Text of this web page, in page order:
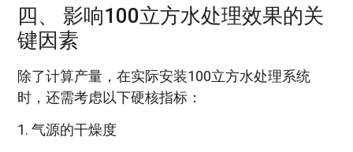
四、 影响100立方水处理效果的关
键因素
除了计算产量，在实际安装100立方水处理系统
时，还需考虑以下硬核指标：
1. 气源的干燥度